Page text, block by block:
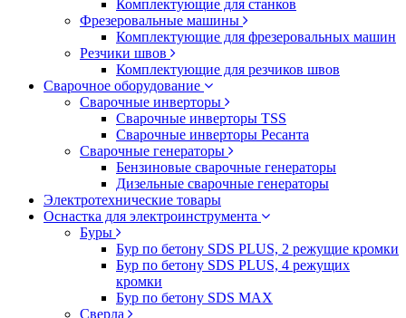
Комплектующие для станков
Фрезеровальные машины
Комплектующие для фрезеровальных машин
Резчики швов
Комплектующие для резчиков швов
Сварочное оборудование
Сварочные инверторы
Сварочные инверторы TSS
Сварочные инверторы Ресанта
Сварочные генераторы
Бензиновые сварочные генераторы
Дизельные сварочные генераторы
Электротехнические товары
Оснастка для электроинструмента
Буры
Бур по бетону SDS PLUS, 2 режущие кромки
Бур по бетону SDS PLUS, 4 режущих
кромки
Бур по бетону SDS MAX
Сверла